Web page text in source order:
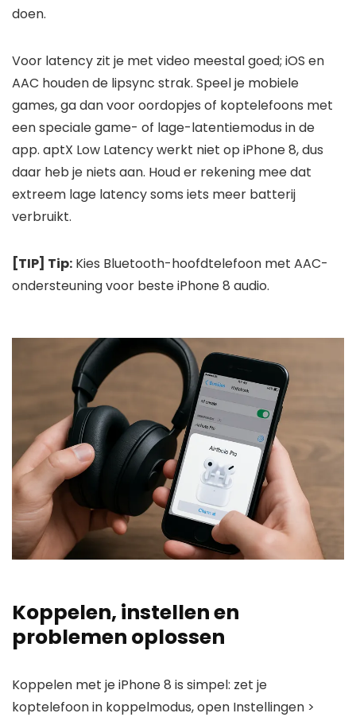
doen.
Voor latency zit je met video meestal goed; iOS en
AAC houden de lipsync strak. Speel je mobiele
games, ga dan voor oordopjes of koptelefoons met
een speciale game- of lage-latentiemodus in de
app. aptX Low Latency werkt niet op iPhone 8, dus
daar heb je niets aan. Houd er rekening mee dat
extreem lage latency soms iets meer batterij
verbruikt.
[TIP] Tip: Kies Bluetooth-hoofdtelefoon met AAC-
ondersteuning voor beste iPhone 8 audio.
Koppelen, instellen en
problemen oplossen
Koppelen met je iPhone 8 is simpel: zet je
koptelefoon in koppelmodus, open Instellingen >